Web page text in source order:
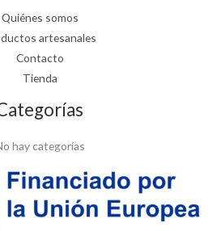
Quiénes somos
artesanales
Contacto
Tienda
hay categorías